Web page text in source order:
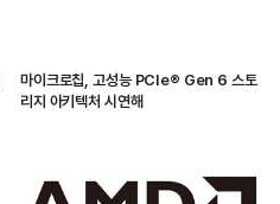
마이크로칩, 고성능 PCIe® Gen 6 스토
리지 아키텍처 시연해